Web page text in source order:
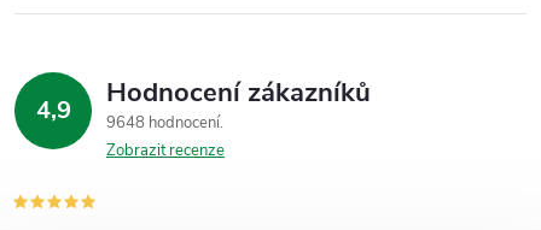
4,9 Hodnocení zákazníků
9648 hodnocení
Zobrazit recenze